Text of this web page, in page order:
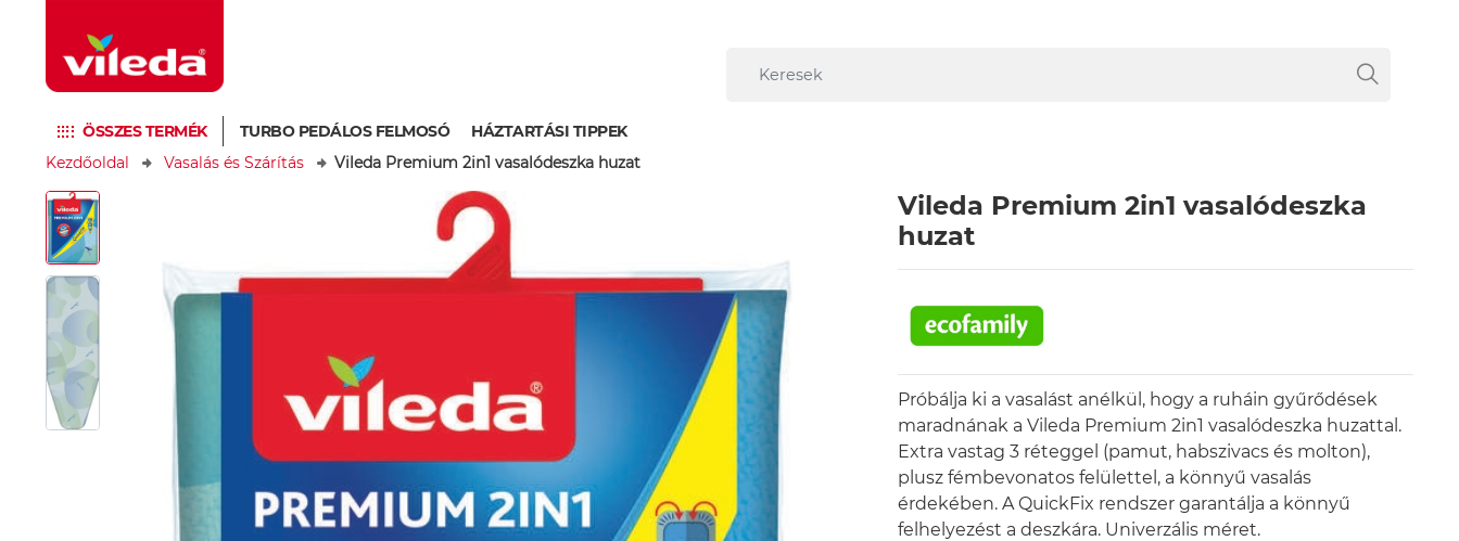
ÖSSZES TERMÉK TURBO PEDÁLOS FELMOSÓ
HÁZTARTÁSI TIPPEK
Kezdőoldal
Vasalás és Szárítás Vileda Premium 2in1 vasalódeszka huzat
Vileda Premium 2in1 vasalódeszka
huzat
Próbálja ki a vasalást anélkül, hogy a ruháin gyűrődések
maradnának a Vileda Premium 2in1 vasalódeszka huzattal.
Extra vastag 3 réteggel (pamut, habszivacs és molton),
plusz fémbevonatos felülettel, a könnyű vasalás
érdekében. A QuickFix rendszer garantálja a könnyű
felhelyezést a deszkára. Univerzális méret.